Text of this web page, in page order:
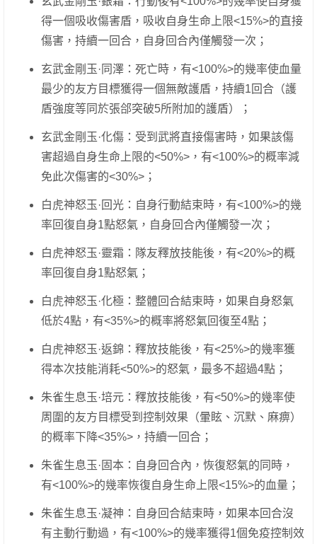
得一個吸收傷害盾，吸收自身生命上限<15%>的直接
傷害，持續一回合，自身回合內僅觸發一次；
玄武金剛玉·同澤：死亡時，有<100%>的幾率使血量
最少的友方目標獲得一個無敵護盾，持續1回合（護
盾強度等同於張郃突破5所附加的護盾）；
玄武金剛玉·化傷：受到武將直接傷害時，如果該傷
害超過自身生命上限的<50%>，有<100%>的概率減
免此次傷害的<30%>；
白虎神怒玉·回光：自身行動結束時，有<100%>的幾
率回復自身1點怒氣，自身回合內僅觸發一次；
白虎神怒玉·靈霜：隊友釋放技能後，有<20%>的概
率回復自身1點怒氣；
白虎神怒玉·化極：整體回合結束時，如果自身怒氣
低於4點，有<35%>的概率將怒氣回復至4點；
白虎神怒玉·返錦：釋放技能後，有<25%>的幾率獲
得本次技能消耗<50%>的怒氣，最多不超過4點；
朱雀生息玉·培元：釋放技能後，有<50%>的幾率使
周圍的友方目標受到控制效果（暈眩、沉默、麻痹）
的概率下降<35%>，持續一回合；
朱雀生息玉·固本：自身回合內，恢復怒氣的同時，
有<100%>的幾率恢復自身生命上限<15%>的血量；
朱雀生息玉·凝神：自身回合結束時，如果本回合沒
有主動行動過，有<100%>的幾率獲得1個免疫控制效